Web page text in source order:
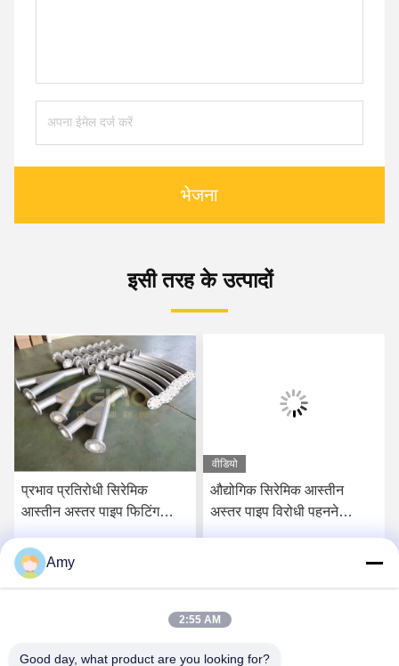
भेजना
इसी तरह के उत्पादों
प्रभाव प्रतिरोधी सिरेमिक
आस्तीन अस्तर पाइप फिटिंग
सर्वोत्तम मूल्य प्राप्त करें
वीडियो
औद्योगिक सिरेमिक आस्तीन
अस्तर पाइप विरोधी पहनने
Amy
2:55 AM
Good day, what product are you looking for?